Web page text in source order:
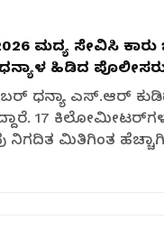
ಮದ್ಯ ಸೇವಿಸಿ
ಹಿಡಿದ
ಧನ್ಯಾ ಎಸ್‌.ಆರ್
17
ಮಿತಿಗಿಂತ